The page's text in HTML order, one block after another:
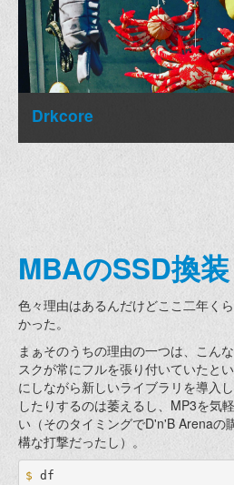
Drkcore
MBAのSSD換
色々理由はあるんだけどここ二年く
かった。
まぁそのうちの理由の一つは、こん
スクが常にフルを張り付いていたと
にしながら新しいライブラリを導入
したりするのは萎えるし、MP3を気
い（そのタイミングでD'n'B Arenaの
構な打撃だったし）。
$ df